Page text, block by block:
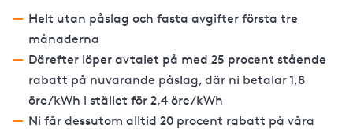
Helt utan påslag och fasta avgifter första tre
månaderna
Därefter löper avtalet på med 25 procent stående
rabatt på nuvarande påslag, där ni betalar 1,8
öre/kWh i stället för 2,4 öre/kWh
Ni får dessutom alltid 20 procent rabatt på våra